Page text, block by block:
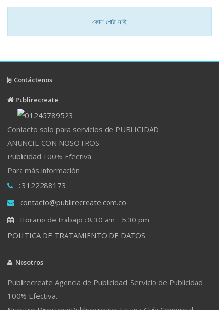
কোন পোষ্ট নাই
Contáctenos
Publirecreate
Contacto solo para servicios de PUBLICIDAD
ANUNCIE CON NOSOTROS
Publicidad 100% Efectiva
Para más información
: 3122288173
contacto@publirecreate.com.co
Horario de trabajo : 8:30 am - 5:30 pm
POLITICA DE TRATAMIENTO DE DATOS
Nosotros
Publirecreate Agencia de Publicidad .Servicio de Publicidad
100% Efectiva.